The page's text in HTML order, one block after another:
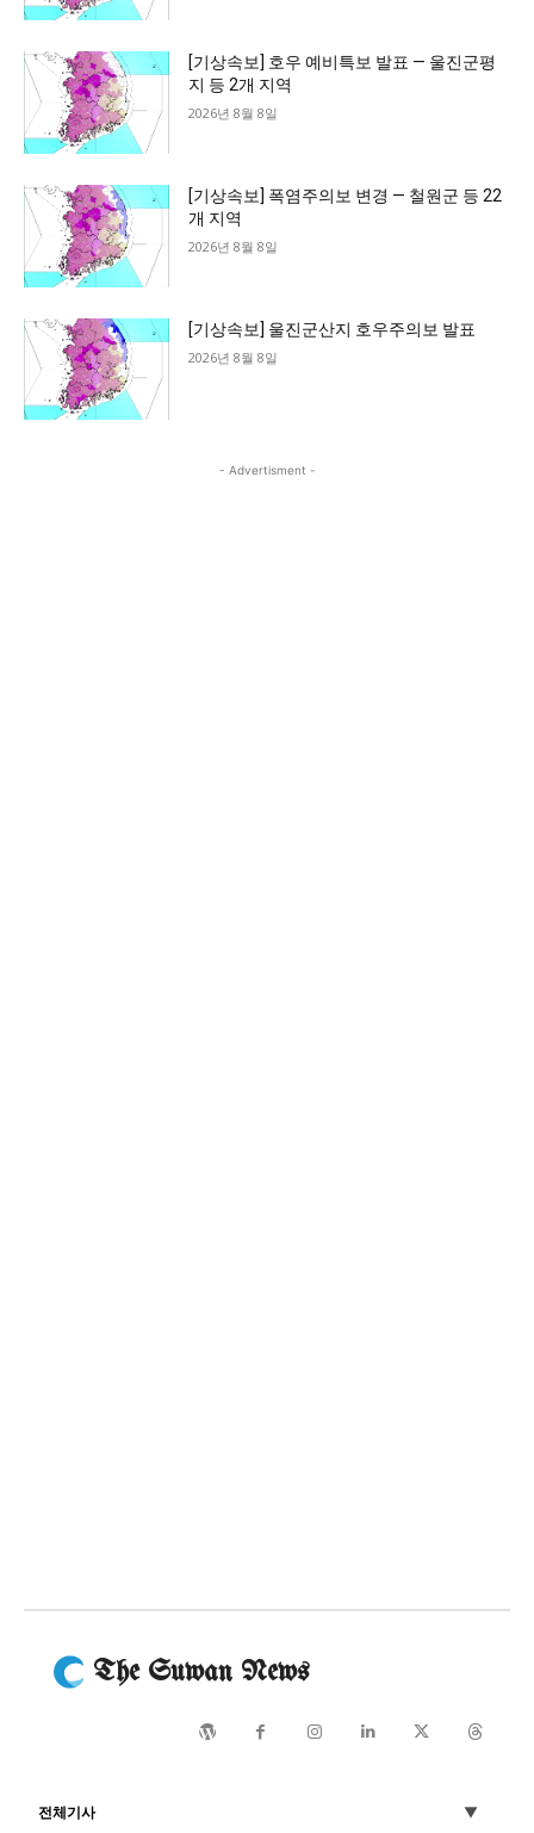
[기상속보] 호우 예비특보 발표 — 울진군평
지 등 2개 지역
2026년 8월 8일
[기상속보] 폭염주의보 변경 — 철원군 등 22
개 지역
2026년 8월 8일
[기상속보] 울진군산지 호우주의보 발표
2026년 8월 8일
- Advertisment -
The Suwan News
전체기사